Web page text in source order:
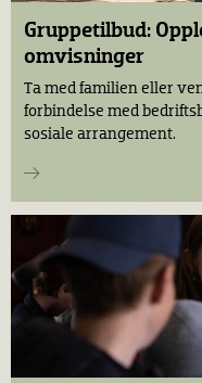
Gruppetilbud:
omvisninger
Ta med familien eller
forbindelse med
sosiale arrangement.